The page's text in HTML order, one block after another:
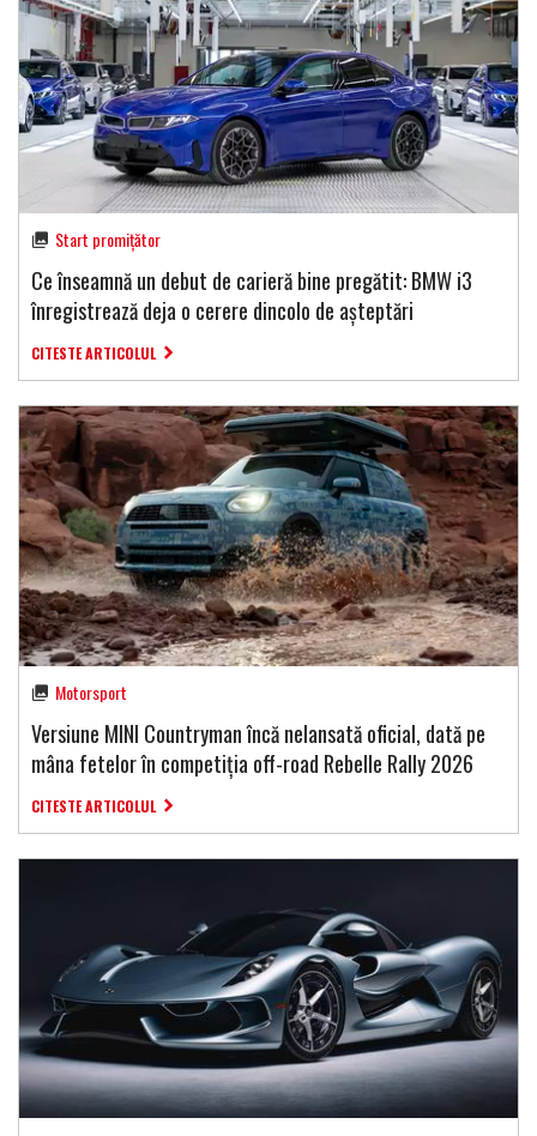
Start promițător
Ce înseamnă un debut de carieră bine pregătit: BMW i3
înregistrează deja o cerere dincolo de așteptări
CITESTE ARTICOLUL
Motorsport
Versiune MINI Countryman încă nelansată oficial, dată pe
mâna fetelor în competiția off-road Rebelle Rally 2026
CITESTE ARTICOLUL